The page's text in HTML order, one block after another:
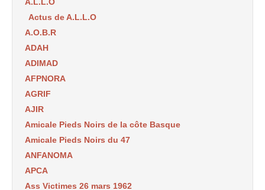
Actus de A.L.L.O
A.O.B.R
ADAH
ADIMAD
AFPNORA
AGRIF
AJIR
Amicale Pieds Noirs de la côte Basque
Amicale Pieds Noirs du 47
ANFANOMA
APCA
Ass Victimes 26 mars 1962